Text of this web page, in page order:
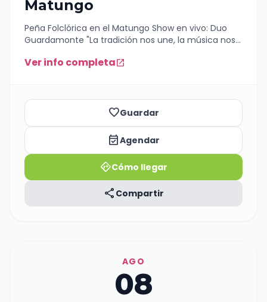
Matungo
Peña Folclórica en el Matungo Show en vivo: Duo
Guardamonte "La tradición nos une, la música nos
Música - Ricas Comidas - Amigos - Tradición ¡Te
Ver info completaopen_in_new
favorite_borderGuardar
event_availableAgendar
directionsCómo llegar
share Compartir
AGO
08